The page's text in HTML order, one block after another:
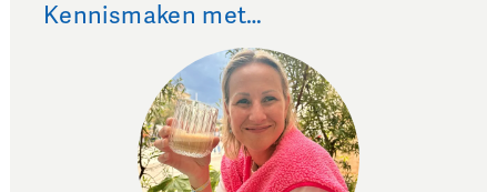
Kennismaken met…